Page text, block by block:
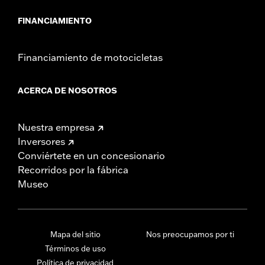
importantes. Los productos Screamin’ Eagle® de alto
rendimiento están dirigidos exclusivamente a motociclistas
FINANCIAMIENTO
Financiamiento de motocicletas
ACERCA DE NOSOTROS
Nuestra empresa
Inversores
Conviértete en un concesionario
Recorridos por la fábrica
Museo
Mapa del sitio
Términos de uso
Política de privacidad
Nos preocupamos por ti